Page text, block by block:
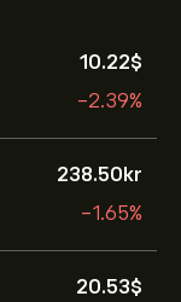
10.22‎$‎
-2.39%
238.50‎kr‎
-1.65%
20.53‎$‎